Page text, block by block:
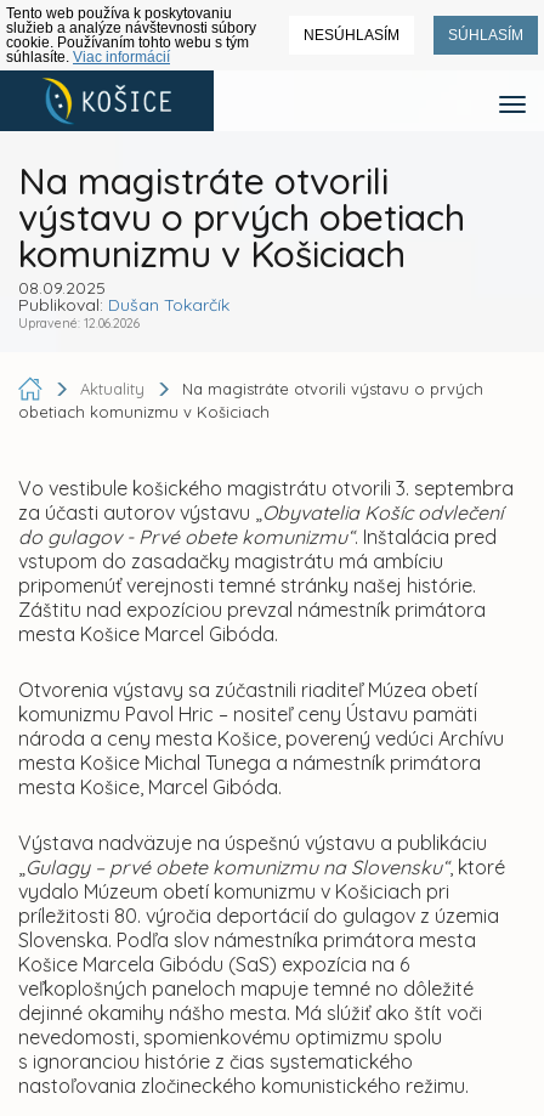
Tento web používa k poskytovaniu
služieb a analýze návštevnosti súbory
cookie. Používaním tohto webu s tým
súhlasíte. Viac informácií
NESÚHLASÍM SÚHLASÍM
Na magistráte otvorili
výstavu o prvých obetiach
komunizmu v Košiciach
08.09.2025
Publikoval: Dušan Tokarčík
Upravené: 12.06.2026
Aktuality
Na magistráte otvorili výstavu o prvých
obetiach komunizmu v Košiciach
Vo vestibule košického magistrátu otvorili 3. septembra
za účasti autorov výstavu „Obyvatelia Košíc odvlečení
do gulagov - Prvé obete komunizmu“. Inštalácia pred
vstupom do zasadačky magistrátu má ambíciu
pripomenúť verejnosti temné stránky našej histórie.
Záštitu nad expozíciou prevzal námestník primátora
mesta Košice Marcel Gibóda.
Otvorenia výstavy sa zúčastnili riaditeľ Múzea obetí
komunizmu Pavol Hric – nositeľ ceny Ústavu pamäti
národa a ceny mesta Košice, poverený vedúci Archívu
mesta Košice Michal Tunega a námestník primátora
mesta Košice, Marcel Gibóda.
Výstava nadväzuje na úspešnú výstavu a publikáciu
„Gulagy – prvé obete komunizmu na Slovensku“, ktoré
vydalo Múzeum obetí komunizmu v Košiciach pri
príležitosti 80. výročia deportácií do gulagov z územia
Slovenska. Podľa slov námestníka primátora mesta
Košice Marcela Gibódu (SaS) expozícia na 6
veľkoplošných paneloch mapuje temné no dôležité
dejinné okamihy nášho mesta. Má slúžiť ako štít voči
nevedomosti, spomienkovému optimizmu spolu
s ignoranciou histórie z čias systematického
nastoľovania zločineckého komunistického režimu.